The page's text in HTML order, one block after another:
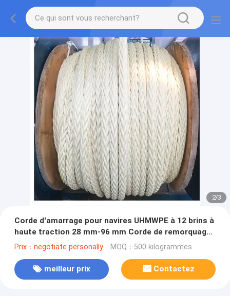
2/3
Corde d'amarrage pour navires UHMWPE à 12 brins à
haute traction 28 mm-96 mm Corde de remorquage
HMPE
Prix：negotiate personally MOQ：500 kilogrammes
meilleur prix Contactez